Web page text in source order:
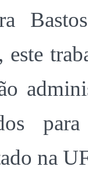
este
na